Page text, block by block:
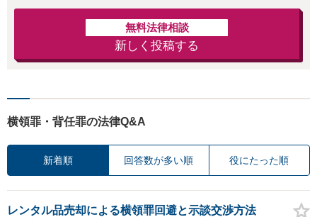
無料法律相談
新しく投稿する
横領罪・背任罪の法律Q&A
新着順 回答数が多い順 役にたった順
レンタル品売却による横領罪回避と示談交渉方法